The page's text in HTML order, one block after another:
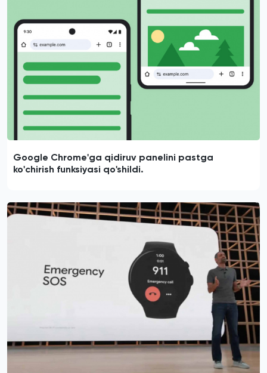
Google Chrome'ga qidiruv panelini pastga
ko'chirish funksiyasi qo'shildi.